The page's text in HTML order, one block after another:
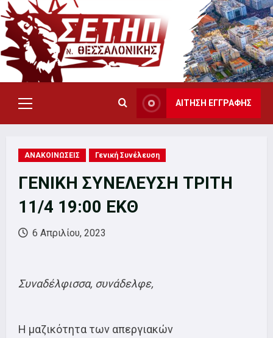
Skip
to
content
Primary
Menu
ΑΙΤΗΣΗ ΕΓΓΡΑΦΗΣ
ΑΝΑΚΟΙΝΩΣΕΙΣ Γενική Συνέλευση
ΓΕΝΙΚΗ ΣΥΝΕΛΕΥΣΗ ΤΡΙΤΗ
11/4 19:00 ΕΚΘ
6 Απριλίου, 2023
Συναδέλφισσα, συνάδελφε,
Η μαζικότητα των απεργιακών